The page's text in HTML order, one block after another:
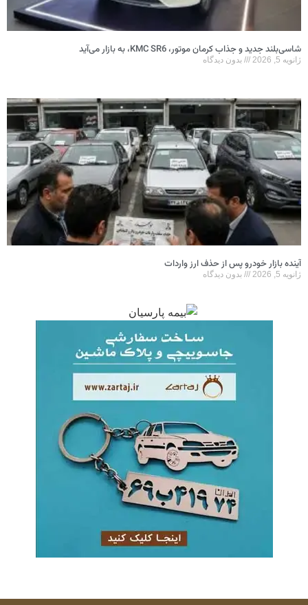
شاسی‌بلند جدید و جذاب کرمان موتور، KMC SR6، به بازار می‌آید
ژانویه 5, 2026 بدون دیدگاه
آینده بازار خودرو پس از حذف ارز واردات
ژانویه 5, 2026 بدون دیدگاه